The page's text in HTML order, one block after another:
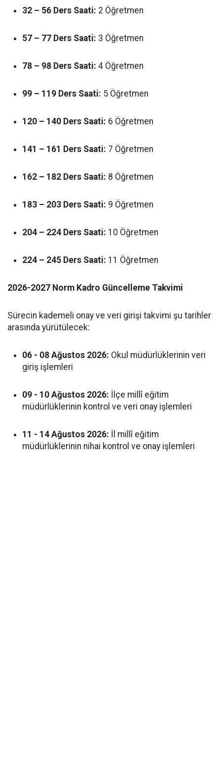
32 – 56 Ders Saati: 2 Öğretmen
57 – 77 Ders Saati: 3 Öğretmen
78 – 98 Ders Saati: 4 Öğretmen
99 – 119 Ders Saati: 5 Öğretmen
120 – 140 Ders Saati: 6 Öğretmen
141 – 161 Ders Saati: 7 Öğretmen
162 – 182 Ders Saati: 8 Öğretmen
183 – 203 Ders Saati: 9 Öğretmen
204 – 224 Ders Saati: 10 Öğretmen
224 – 245 Ders Saati: 11 Öğretmen
2026-2027 Norm Kadro Güncelleme Takvimi
Sürecin kademeli onay ve veri girişi takvimi şu tarihler
arasında yürütülecek:
06 - 08 Ağustos 2026: Okul müdürlüklerinin veri
giriş işlemleri
09 - 10 Ağustos 2026: İlçe millî eğitim
müdürlüklerinin kontrol ve veri onay işlemleri
11 - 14 Ağustos 2026: İl millî eğitim
müdürlüklerinin nihai kontrol ve onay işlemleri